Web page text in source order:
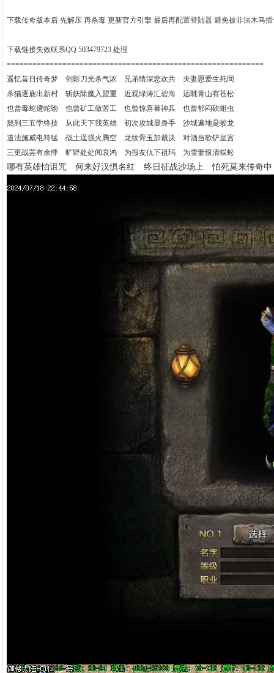
下载传奇版本后 先解压 再杀毒 更新官方引擎 最后再配置登陆器 避免被非法木马
下载链接失效联系QQ 503479723 处理
============================================================
遥忆昔日传奇梦 剑影刀光杀气浓 兄弟情深悲欢共 夫妻恩爱生死同
杀猫逐鹿出新村 斩妖除魔入盟重 近观绿涛汇碧海 远眺青山有苍松
也曾毒蛇遭蛇吻 也曾矿工做苦工 也曾惊喜暴神兵 也曾郁闷砍蛆虫
熬到三五学终技 从此天下我英雄 初次攻城显身手 沙城遍地是蛟龙
道法施威电符猛 战士逞强火腾空 龙纹骨玉加裁决 对酒当歌铲皇宫
三更战罢有余悸 旷野处处闻哀鸿 为报友仇下祖玛 为雪妻恨清蜈蚣
哪有英雄怕诅咒 何来好汉惧名红 终日征战沙场上 怕死莫来传奇中